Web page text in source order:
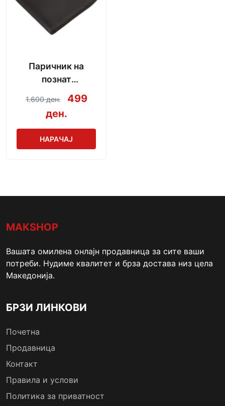
Паричник на
познат
производител
1.600 ден.
499
ден.
НАРАЧАЈ
MAKSHOP
Вашата омилена онлајн продавница за сите ваши
потреби. Нудиме квалитет и брза достава низ цела
Македонија.
БРЗИ ЛИНКОВИ
Почетна
Продавница
Контакт
Правила и услови
Политика за приватност